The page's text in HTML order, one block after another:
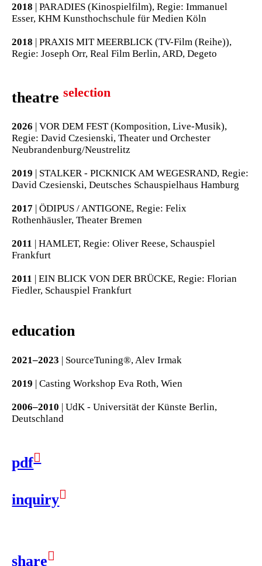
2018 | PARADIES (Kinospielfilm), Regie: Immanuel
Esser, KHM Kunsthochschule für Medien Köln
2018 | PRAXIS MIT MEERBLICK (TV-Film (Reihe)),
Regie: Joseph Orr, Real Film Berlin, ARD, Degeto
theatreselection
2026 | VOR DEM FEST (Komposition, Live-Musik),
Regie: David Czesienski, Theater und Orchester
Neubrandenburg/Neustrelitz
2019 | STALKER - PICKNICK AM WEGESRAND, Regie:
David Czesienski, Deutsches Schauspielhaus Hamburg
2017 | ÖDIPUS / ANTIGONE, Regie: Felix
Rothenhäusler, Theater Bremen
2011 | HAMLET, Regie: Oliver Reese, Schauspiel
Frankfurt
2011 | EIN BLICK VON DER BRÜCKE, Regie: Florian
Fiedler, Schauspiel Frankfurt
education
2021–2023 | SourceTuning®, Alev Irmak
2019 | Casting Workshop Eva Roth, Wien
2006–2010 | UdK - Universität der Künste Berlin,
Deutschland
pdf︎
inquiry︎
share︎